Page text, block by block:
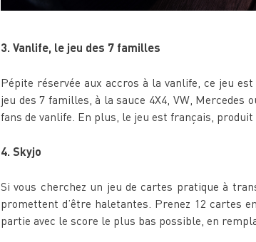
3. Vanlife, le jeu des 7 familles
Pépite réservée aux accros à la vanlife, ce jeu
jeu des 7 familles, à la sauce 4X4, VW,
fans de vanlife. En plus, le jeu est français,
4. Skyjo
Si vous cherchez un jeu de cartes pratique à
promettent d’être haletantes. Prenez 12 cartes
partie avec le score le plus bas possible, en